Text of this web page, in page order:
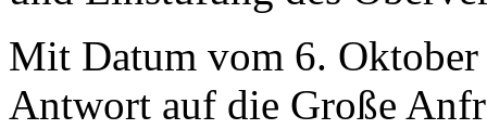
Mit Datum vom 6.
Antwort auf die Große